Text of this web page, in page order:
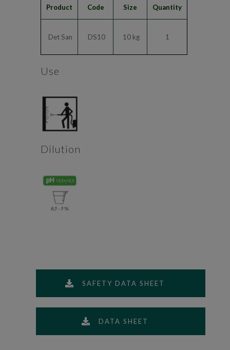
Product Code Size Quantity
Det San DS10 10 kg 1
Use
Dilution
SAFETY DATA SHEET
DATA SHEET